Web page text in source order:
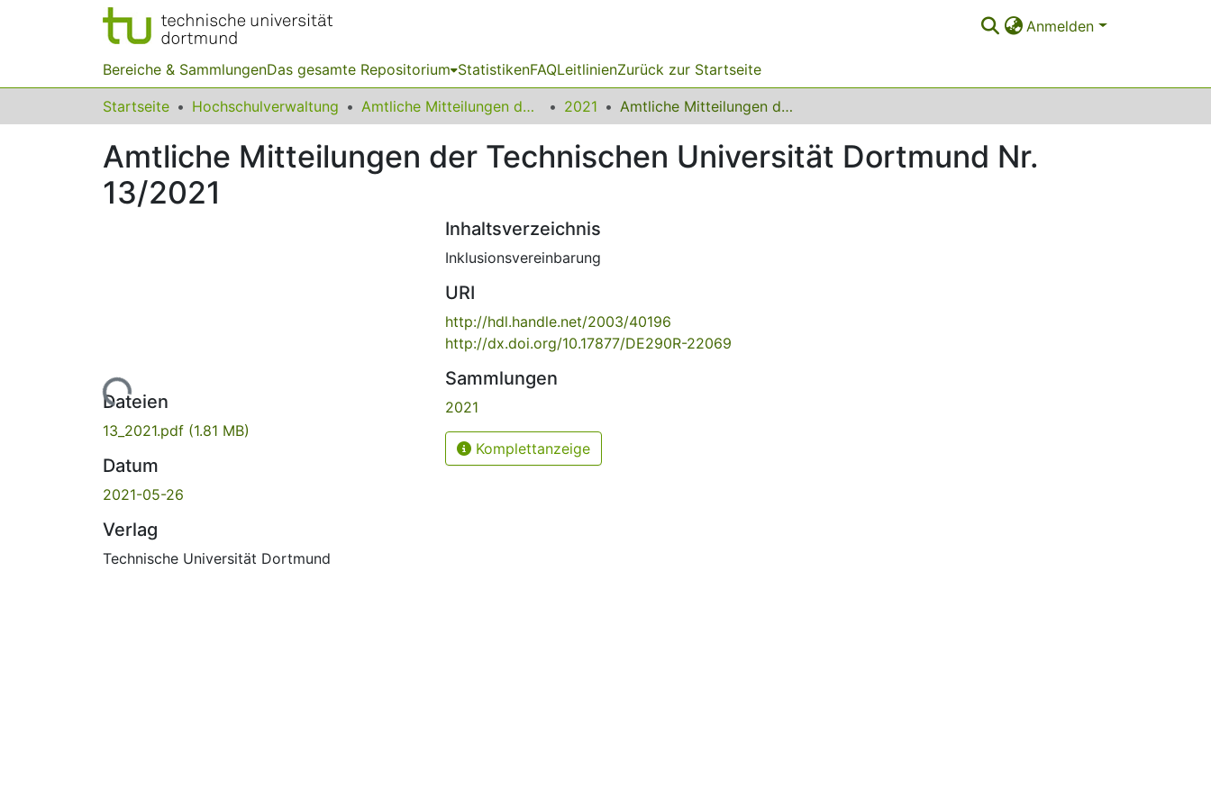
Anmelden
Bereiche & SammlungenDas gesamte Repositorium StatistikenFAQLeitlinienZurück zur Startseite
Startseite Hochschulverwaltung Amtliche Mitteilungen der Technischen Universität Dortmund 2021 Amtliche Mitteilungen der Technischen Universität Dortmund Nr. 13/2021
Amtliche Mitteilungen der Technischen Universität Dortmund Nr.
13/2021
Lade...
Dateien
13_2021.pdf (1.81 MB)
Datum
2021-05-26
Verlag
Technische Universität Dortmund
Inhaltsverzeichnis
Inklusionsvereinbarung
URI
http://hdl.handle.net/2003/40196
http://dx.doi.org/10.17877/DE290R-22069
Sammlungen
2021
Komplettanzeige